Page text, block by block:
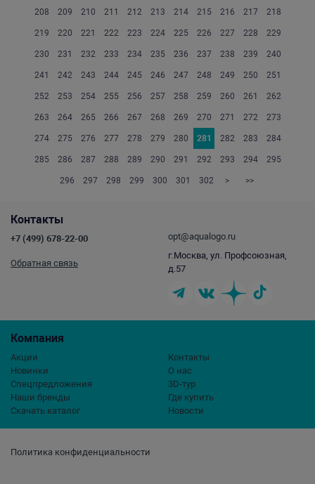
208 209 210 211 212 213 214 215 216 217 218
219 220 221 222 223 224 225 226 227 228 229
230 231 232 233 234 235 236 237 238 239 240
241 242 243 244 245 246 247 248 249 250 251
252 253 254 255 256 257 258 259 260 261 262
263 264 265 266 267 268 269 270 271 272 273
274 275 276 277 278 279 280 281 282 283 284
285 286 287 288 289 290 291 292 293 294 295
296 297 298 299 300 301 302 > >>
Политика конфиденциальности
Компания
Акции
Новинки
Спецпредложения
Наши бренды
Скачать каталог
Контакты
О нас
3D-тур
Где купить
Новости
Контакты
+7 (499) 678-22-00
Обратная связь
opt@aqualogo.ru
г.Москва, ул. Профсоюзная,
д.57